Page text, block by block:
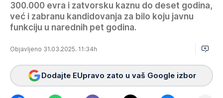
300.000 evra i zatvorsku kaznu do deset godina,
već i zabranu kandidovanja za bilo koju javnu
funkciju u narednih pet godina.
Objavljeno 31.03.2025. 11:34h
Dodajte EUpravo zato u vaš Google izbor